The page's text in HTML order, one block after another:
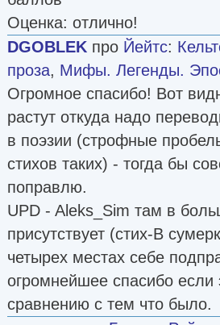
Оценка: отлично!
DGOBLEK про Йейтс:
проза, Мифы. Легенды.
Огромное спасибо! Вот
растут откуда надо
в поэзии (строфные
стихов таких) - тогда бы
поправлю.
UPD - Aleks_Sim там в
присутствует (стих-В
четырех местах себе
огромнейшее спасибо
сравнению с тем что было.